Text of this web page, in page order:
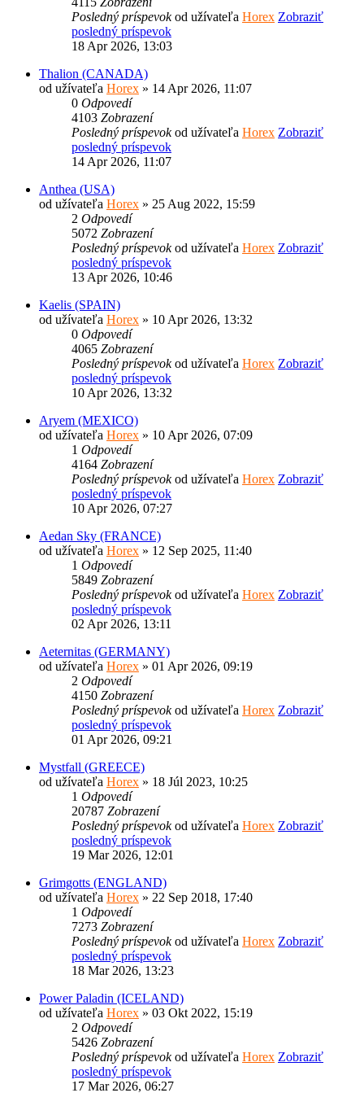
Posledný príspevokod užívateľa Horex Zobraziť
posledný príspevok
18 Apr 2026, 13:03
Thalion (CANADA)
od užívateľa Horex » 14 Apr 2026, 11:07
0 Odpovedí
4103 Zobrazení
Posledný príspevokod užívateľa Horex Zobraziť
posledný príspevok
14 Apr 2026, 11:07
Anthea (USA)
od užívateľa Horex » 25 Aug 2022, 15:59
2 Odpovedí
5072 Zobrazení
Posledný príspevokod užívateľa Horex Zobraziť
posledný príspevok
13 Apr 2026, 10:46
Kaelis (SPAIN)
od užívateľa Horex » 10 Apr 2026, 13:32
0 Odpovedí
4065 Zobrazení
Posledný príspevokod užívateľa Horex Zobraziť
posledný príspevok
10 Apr 2026, 13:32
Aryem (MEXICO)
od užívateľa Horex » 10 Apr 2026, 07:09
1 Odpovedí
4164 Zobrazení
Posledný príspevokod užívateľa Horex Zobraziť
posledný príspevok
10 Apr 2026, 07:27
Aedan Sky (FRANCE)
od užívateľa Horex » 12 Sep 2025, 11:40
1 Odpovedí
5849 Zobrazení
Posledný príspevokod užívateľa Horex Zobraziť
posledný príspevok
02 Apr 2026, 13:11
Aeternitas (GERMANY)
od užívateľa Horex » 01 Apr 2026, 09:19
2 Odpovedí
4150 Zobrazení
Posledný príspevokod užívateľa Horex Zobraziť
posledný príspevok
01 Apr 2026, 09:21
Mystfall (GREECE)
od užívateľa Horex » 18 Júl 2023, 10:25
1 Odpovedí
20787 Zobrazení
Posledný príspevokod užívateľa Horex Zobraziť
posledný príspevok
19 Mar 2026, 12:01
Grimgotts (ENGLAND)
od užívateľa Horex » 22 Sep 2018, 17:40
1 Odpovedí
7273 Zobrazení
Posledný príspevokod užívateľa Horex Zobraziť
posledný príspevok
18 Mar 2026, 13:23
Power Paladin (ICELAND)
od užívateľa Horex » 03 Okt 2022, 15:19
2 Odpovedí
5426 Zobrazení
Posledný príspevokod užívateľa Horex Zobraziť
posledný príspevok
17 Mar 2026, 06:27